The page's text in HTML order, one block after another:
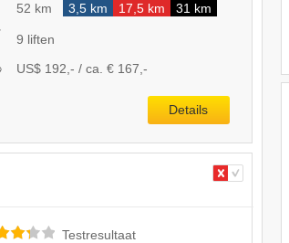
52 km
3,5 km 17,5 km 31 km
9 liften
US$ 192,- / ca. € 167,-
Details
Testresultaat